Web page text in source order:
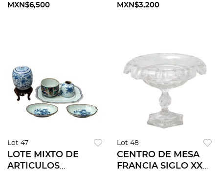
materiales
MXN$6,500
azul 13 cm altura
MXN$3,200
Lot 47
LOTE MIXTO DE
ARTICULOS
Lot 48
CENTRO DE MESA
FRANCIA SIGLO XX